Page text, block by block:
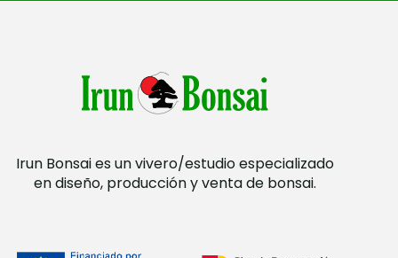
Irun Bonsai es un vivero/estudio especializado
en diseño, producción y venta de bonsai.